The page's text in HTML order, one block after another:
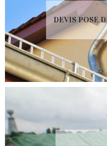
DEVIS POSE